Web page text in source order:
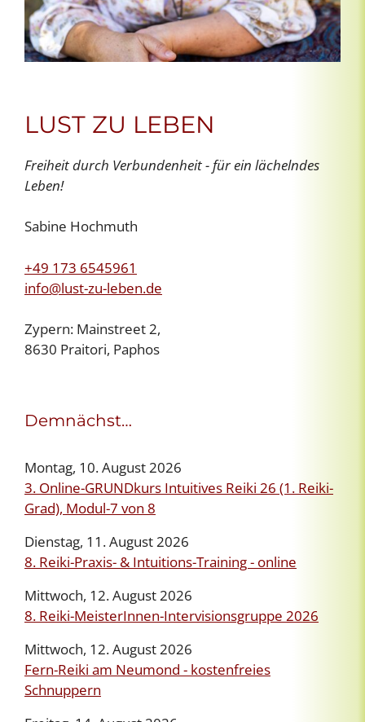
LUST ZU LEBEN
Freiheit durch Verbundenheit - für ein lächelndes
Leben!
Sabine Hochmuth
+49 173 6545961
info@lust-zu-leben.de
Zypern: Mainstreet 2,
8630 Praitori, Paphos
Demnächst…
Montag, 10. August 2026
3. Online-GRUNDkurs Intuitives Reiki 26 (1. Reiki-
Grad), Modul-7 von 8
Dienstag, 11. August 2026
8. Reiki-Praxis- & Intuitions-Training - online
Mittwoch, 12. August 2026
8. Reiki-MeisterInnen-Intervisionsgruppe 2026
Mittwoch, 12. August 2026
Fern-Reiki am Neumond - kostenfreies
Schnuppern